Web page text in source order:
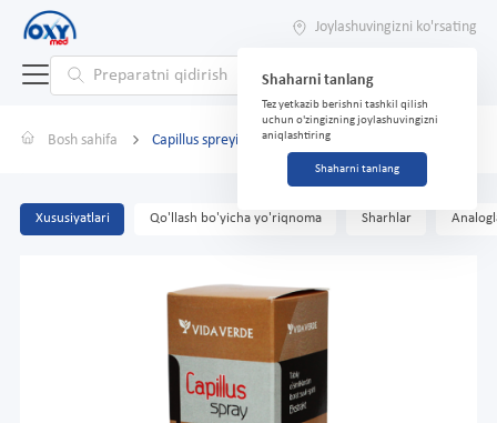
Joylashuvingizni ko'rsating
Shaharni tanlang
Tez yetkazib berishni tashkil qilish
uchun o'zingizning joylashuvingizni
aniqlashtiring
Shaharni tanlang
Bosh sahifa Capillus spreyi 150 ml
Xususiyatlari Qo'llash bo'yicha yo'riqnoma Sharhlar